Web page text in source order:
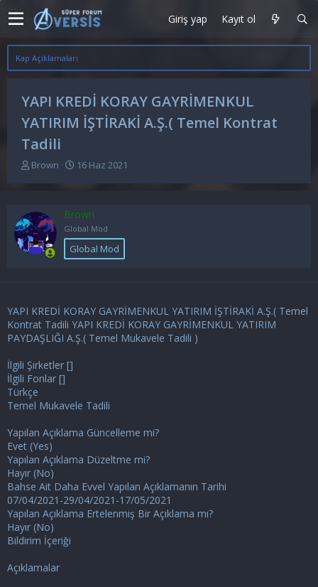
Giriş yap Kayıt ol
Kap Açıklamaları
YAPI KREDİ KORAY GAYRİMENKUL
YATIRIM İŞTİRAKİ A.Ş.( Temel Kontrat
Tadili
K
y
u
b
a
a
n
Brown
B
a
n
g
ı
i
h
i
16 Haz 2021
Brown
Global Mod
Global Mod
YAPI KREDİ KORAY GAYRİMENKUL YATIRIM İŞTİRAKİ A.Ş.( Temel
Kontrat Tadili YAPI KREDİ KORAY GAYRİMENKUL YATIRIM
PAYDAŞLIĞI A.Ş.( Temel Mukavele Tadili )
İlgili Şirketler []
İlgili Fonlar []
Türkçe
Temel Mukavele Tadili
Yapılan Açıklama Güncelleme mi?
Evet (Yes)
Yapılan Açıklama Düzeltme mi?
Hayır (No)
Bahse Ait Daha Evvel Yapılan Açıklamanın Tarihi
07/04/2021-29/04/2021-17/05/2021
Yapılan Açıklama Ertelenmiş Bir Açıklama mı?
Hayır (No)
Bildirim İçeriği
Açıklamalar